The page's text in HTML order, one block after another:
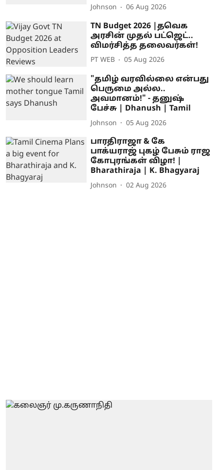
Johnson 06 Aug 2026
TN Budget 2026 |தவெக
அரசின் முதல் பட்ஜெட்..
விமர்சித்த தலைவர்கள்!
PT WEB 05 Aug 2026
"தமிழ் வரவில்லை என்பது
பெருமை அல்ல..
அவமானம்!" - தனுஷ்
பேச்சு | Dhanush | Tamil
Johnson 05 Aug 2026
பாரதிராஜா & கே
பாக்யராஜ் புகழ் பேசும் ராஜ
கோபுரங்கள் விழா! |
Bharathiraja | K. Bhagyaraj
Johnson 02 Aug 2026